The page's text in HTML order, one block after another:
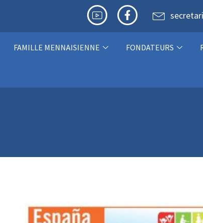
FAMILLE MENNAISIENNE FONDATEURS